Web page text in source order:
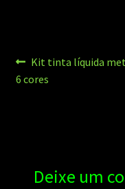
Navegação
de
Post
anterior:
Kit tinta líquida
6 cores
Deixe um